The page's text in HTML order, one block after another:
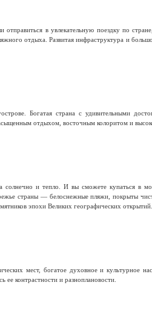
в увлекательную поездку по
отдыха. Развитая инфраструктура и
Богатая страна с удивительными
отдыхом, восточным колоритом и
солнечно и тепло. И вы сможете купаться в
страны — белоснежные пляжи, покрыты
эпохи Великих географических открытий.
мест, богатое духовное и культурное
контрастности и разноплановости.